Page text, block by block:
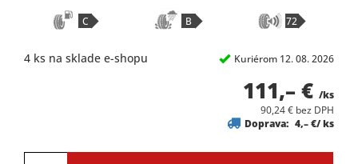
C B 72
4 ks na sklade e-shopu Kuriérom 12. 08. 2026
111,– € /ks
90,24 € bez DPH
Doprava: 4,– €/ ks